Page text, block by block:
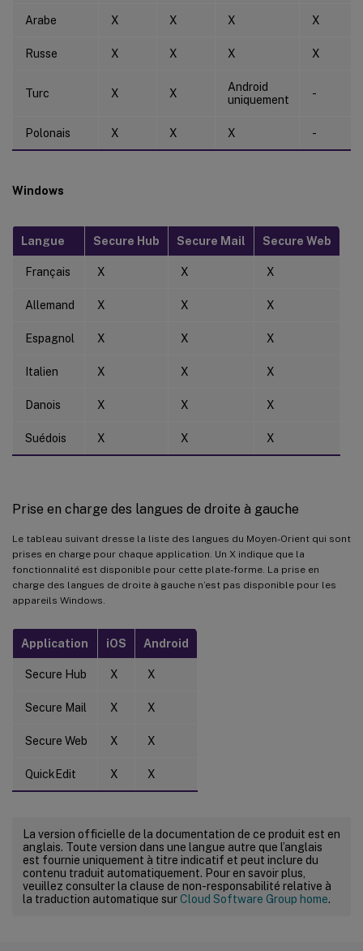
Arabe X X X X
Russe X X X X
Turc X X
Android
uniquement
-
Polonais X X X -
Windows
Langue Secure Hub Secure Mail Secure Web
Français X X X
Allemand X X X
Espagnol X X X
Italien X X X
Danois X X X
Suédois X X X
Prise en charge des langues de droite à gauche
Le tableau suivant dresse la liste des langues du Moyen-Orient qui sont
prises en charge pour chaque application. Un X indique que la
fonctionnalité est disponible pour cette plate-forme. La prise en
charge des langues de droite à gauche n’est pas disponible pour les
appareils Windows.
Application iOS Android
Secure Hub X X
Secure Mail X X
Secure Web X X
QuickEdit X X
La version officielle de la documentation de ce produit est en
anglais. Toute version dans une langue autre que l’anglais
est fournie uniquement à titre indicatif et peut inclure du
contenu traduit automatiquement. Pour en savoir plus,
veuillez consulter la clause de non-responsabilité relative à
la traduction automatique surCloud Software Group home.